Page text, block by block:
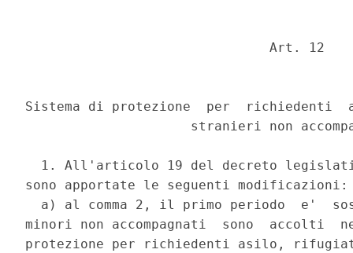
                               Art. 12
Sistema di protezione  per
stranieri non
1. All'articolo 19 del decreto
sono apportate le seguenti
a) al comma 2, il primo periodo  e'
minori non accompagnati  sono  accolti
protezione per richiedenti asilo,